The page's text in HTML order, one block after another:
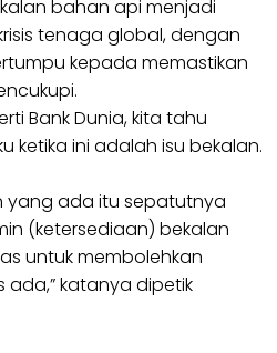
bahan api menjadi
tenaga global, dengan
kepada memastikan
Bank Dunia, kita tahu
ketika ini adalah isu bekalan.
yang ada itu sepatutnya
(ketersediaan) bekalan
untuk membolehkan
ada,” katanya dipetik